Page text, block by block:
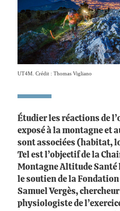
UT4M. Crédit : Thomas Vigliano
Étudier les réactions de
exposé à la montagne et
sont associées (habitat,
Tel est l’objectif de la
Montagne Altitude Santé
le soutien de la Fondation
Samuel Vergès,
physiologiste de